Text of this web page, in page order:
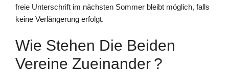
freie Unterschrift im nächsten Sommer bleibt möglich, falls
keine Verlängerung erfolgt.
Wie Stehen Die Beiden
Vereine Zueinander ?